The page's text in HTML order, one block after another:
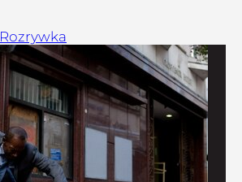
Rozrywka